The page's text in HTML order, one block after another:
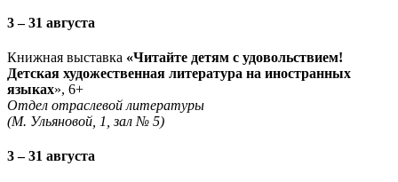
3 – 31 августа
Книжная выставка «Читайте детям с удовольствием!
Детская художественная литература на иностранных
языках», 6+
Отдел отраслевой литературы
(М. Ульяновой, 1, зал № 5)
3 – 31 августа